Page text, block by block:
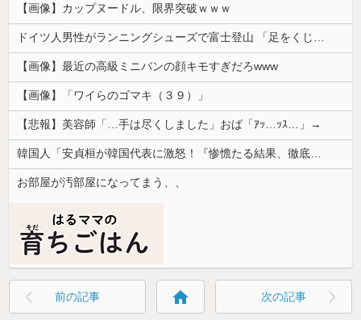
【画像】カップヌードル、限界突破ｗｗｗ
【画像】最近の高級ミニバンの顔キモすぎだろwww
【画像】「ワイらのゴマキ（３９）」
【悲報】美容師「…手は尽くしました」おば「ｱｯ…ｯｽ…」→
お部屋が汚部屋になってまう、、
前の記事 home 次の記事